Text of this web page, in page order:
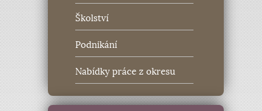
Školství
Podnikání
Nabídky práce z okresu